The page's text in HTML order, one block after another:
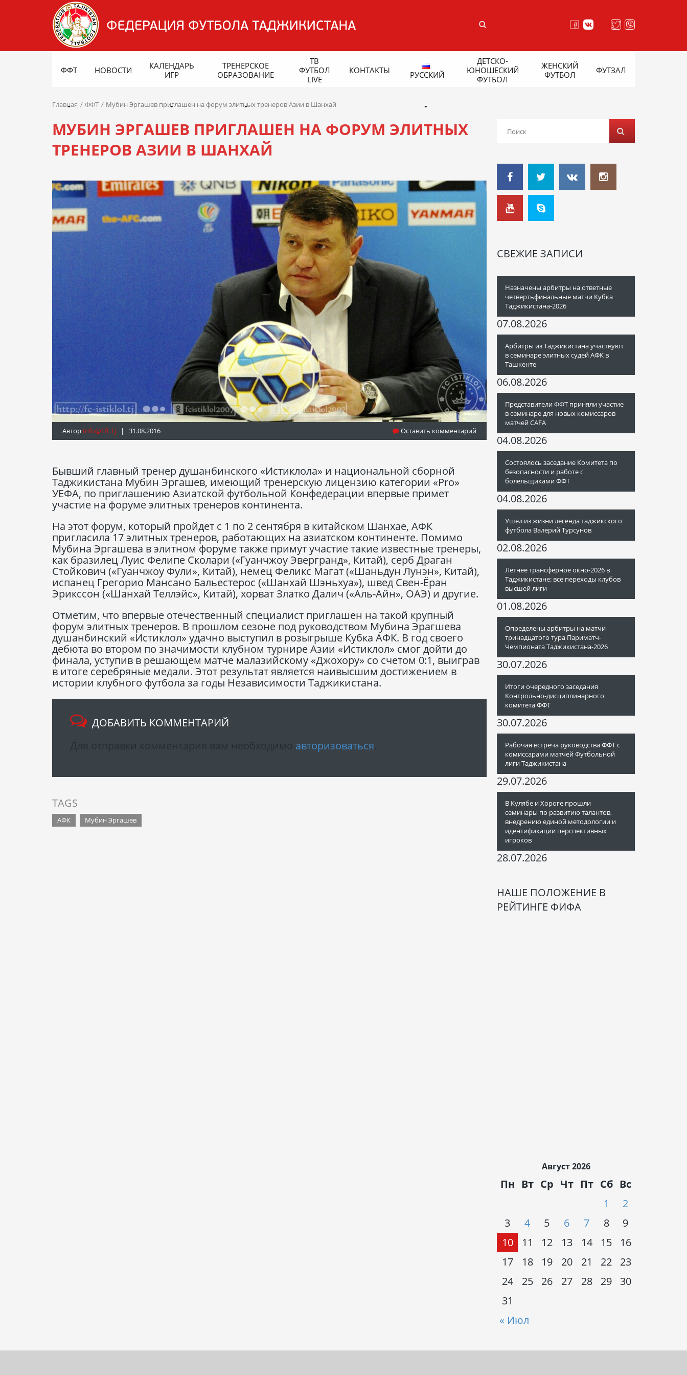
ФФТ НОВОСТИ
КАЛЕНДАРЬ
ИГР
ТРЕНЕРСКОЕ
ОБРАЗОВАНИЕ
ТВ
ФУТБОЛ
LIVE
КОНТАКТЫ РУССКИЙ
ДЕТСКО-
ЮНОШЕСКИЙ
ФУТБОЛ
ЖЕНСКИЙ
ФУТБОЛ
ФУТЗАЛ
Главная ФФТ Мубин Эргашев приглашен на форум элитных тренеров Азии в Шанхай
МУБИН ЭРГАШЕВ ПРИГЛАШЕН НА ФОРУМ ЭЛИТНЫХ
ТРЕНЕРОВ АЗИИ В ШАНХАЙ
Автор Info@fft.tj | 31.08.2016 Оставить комментарий
Бывший главный тренер душанбинского «Истиклола» и национальной сборной
Таджикистана Мубин Эргашев, имеющий тренерскую лицензию категории «Pro»
УЕФА, по приглашению Азиатской футбольной Конфедерации впервые примет
участие на форуме элитных тренеров континента.
На этот форум, который пройдет с 1 по 2 сентября в китайском Шанхае, АФК
пригласила 17 элитных тренеров, работающих на азиатском континенте. Помимо
Мубина Эргашева в элитном форуме также примут участие такие известные тренеры,
как бразилец Луис Фелипе Сколари («Гуанчжоу Эвергранд», Китай), серб Драган
Стойкович («Гуанчжоу Фули», Китай), немец Феликс Магат («Шаньдун Лунэн», Китай),
испанец Грегорио Мансано Бальестерос («Шанхай Шэньхуа»), швед Свен-Ёран
Эрикссон («Шанхай Теллэйс», Китай), хорват Златко Далич («Аль-Айн», ОАЭ) и другие.
Отметим, что впервые отечественный специалист приглашен на такой крупный
форум элитных тренеров. В прошлом сезоне под руководством Мубина Эрагшева
душанбинский «Истиклол» удачно выступил в розыгрыше Кубка АФК. В год своего
дебюта во втором по значимости клубном турнире Азии «Истиклол» смог дойти до
финала, уступив в решающем матче малазийскому «Джохору» со счетом 0:1, выиграв
в итоге серебряные медали. Этот результат является наивысшим достижением в
истории клубного футбола за годы Независимости Таджикистана.
ДОБАВИТЬ КОММЕНТАРИЙ
авторизоваться
TAGS
АФК Мубин Эргашев
СВЕЖИЕ ЗАПИСИ
Назначены арбитры на ответные
четвертьфинальные матчи Кубка
Таджикистана-2026
07.08.2026
Арбитры из Таджикистана участвуют
в семинаре элитных судей АФК в
Ташкенте
06.08.2026
Представители ФФТ приняли участие
в семинаре для новых комиссаров
матчей CAFA
04.08.2026
Состоялось заседание Комитета по
безопасности и работе с
болельщиками ФФТ
04.08.2026
Ушел из жизни легенда таджикского
футбола Валерий Турсунов
02.08.2026
Летнее трансферное окно-2026 в
Таджикистане: все переходы клубов
высшей лиги
01.08.2026
Определены арбитры на матчи
тринадцатого тура Париматч-
Чемпионата Таджикистана-2026
30.07.2026
Итоги очередного заседания
Контрольно-дисциплинарного
комитета ФФТ
30.07.2026
Рабочая встреча руководства ФФТ с
комиссарами матчей Футбольной
лиги Таджикистана
29.07.2026
В Кулябе и Хороге прошли
семинары по развитию талантов,
внедрению единой методологии и
идентификации перспективных
игроков
28.07.2026
НАШЕ ПОЛОЖЕНИЕ В
РЕЙТИНГЕ ФИФА
Август 2026
Пн Вт Ср Чт Пт Сб Вс
« Июл
1
2
3
4 5 6 7 8
9
10
11 12 13 14 15
16
17
18 19 20 21 22
23
24
25 26 27 28 29
30
31